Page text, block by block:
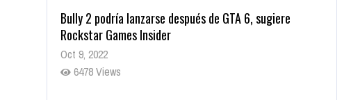
Bully 2 podría lanzarse después de GTA 6, sugiere
Rockstar Games Insider
Oct 9, 2022
6478 Views